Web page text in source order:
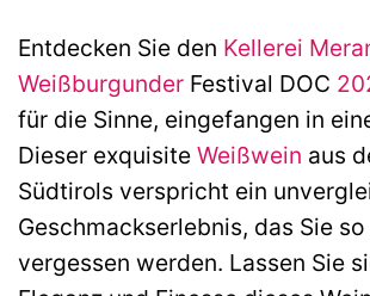
Entdecken Sie den Kellerei
Weißburgunder Festival DOC
für die Sinne, eingefangen in
Dieser exquisite Weißwein aus
Südtirols verspricht ein
Geschmackserlebnis, das Sie
vergessen werden. Lassen Sie